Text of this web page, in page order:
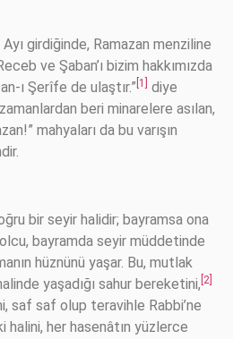
ve Şaban’ı bizim hakkımızda
ı Şerîfe de ulaştır.” [1]
diye
beri minarelere asılan,
mahyaları da bu varışın
bir seyir halidir; bayramsa ona
bayramda seyir müddetinde
hüznünü yaşar. Bu, mutlak
yaşadığı sahur bereketini, [2]
saf saf olup teravihle Rabbi’ne
halini, her hasenâtın yüzlerce